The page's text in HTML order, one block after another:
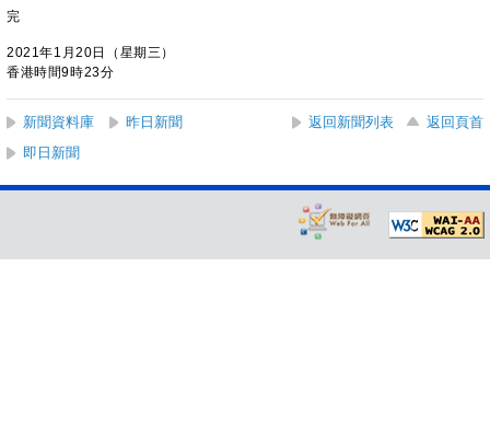
完
2021年1月20日（星期三）
香港時間9時23分
新聞資料庫 昨日新聞 返回新聞列表
返回頁首
即日新聞